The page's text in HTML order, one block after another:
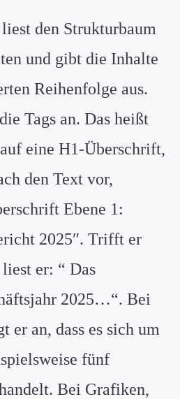
den Strukturbaum
und gibt die Inhalte
Reihenfolge aus.
Tags an. Das heißt
eine H1-Überschrift,
den Text vor,
Ebene 1:
2025″. Trifft er
er: “ Das
2025…“. Bei
er an, dass es sich um
fünf
Bei Grafiken,